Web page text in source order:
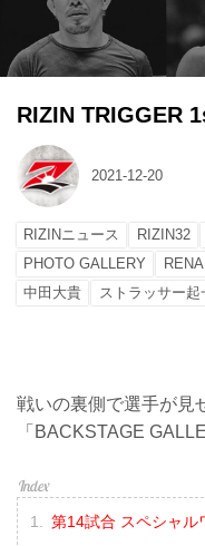
RIZIN TRIGGER
2021-12-20
RIZINニュース RIZIN32
PHOTO GALLERY
RENA
中田大貴
ストラッサー起
戦いの裏側で選手が見
「BACKSTAGE
第14試合 スペシャル